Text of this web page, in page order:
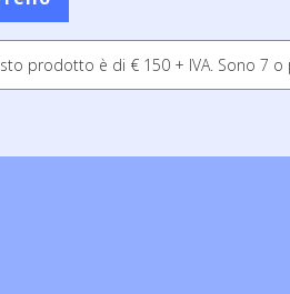
prodotto è di € 150 + IVA. Sono 7 o